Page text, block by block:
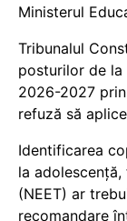
Ministerul
Tribunalul
posturilor de
2026-2027
refuză să
Identificarea
la
(NEET) ar
recomandare